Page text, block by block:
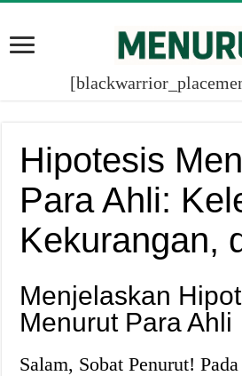
Hipotesis
Para Ahli:
Kekurangan,
Menjelaskan
Menurut Para Ahli
Salam, Sobat Penurut!